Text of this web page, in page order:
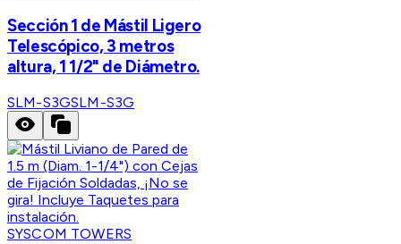
Sección 1 de Mástil Ligero
Telescópico, 3 metros
altura, 1 1/2" de Diámetro.
SLM-S3GSLM-S3G
SYSCOM TOWERS